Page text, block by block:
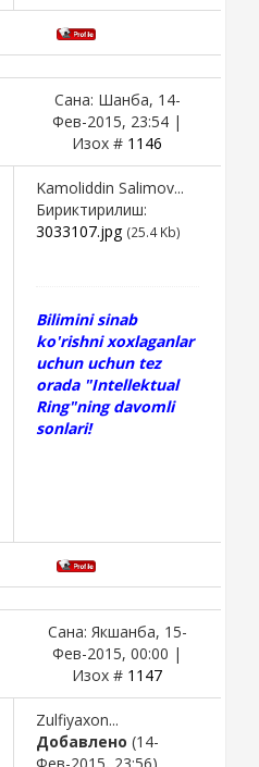
Сана: Шанба, 14-
Фев-2015, 23:54 |
Изох # 1146
Kamoliddin Salimov...
Бириктирилиш:
3033107.jpg (25.4 Kb)
Bilimini sinab
ko'rishni xoxlaganlar
uchun uchun tez
orada "Intellektual
Ring"ning davomli
sonlari!
Сана: Якшанба, 15-
Фев-2015, 00:00 |
Изох # 1147
Zulfiyaxon...
Добавлено (14-